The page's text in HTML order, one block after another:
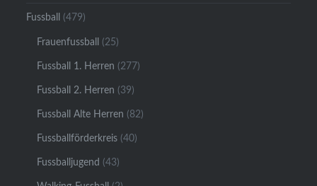
Fussball (479)
Frauenfussball (25)
Fussball 1. Herren (277)
Fussball 2. Herren (39)
Fussball Alte Herren (82)
Fussballförderkreis (40)
Fussballjugend (43)